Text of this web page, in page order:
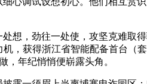
，劲往一处使，攻坚克难取得
，获得浙江省智能配备首台（
，年纪悄悄便崭露头角。